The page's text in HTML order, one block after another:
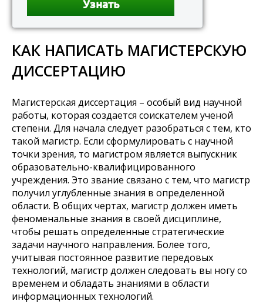
КАК НАПИСАТЬ МАГИСТЕРСКУЮ
ДИССЕРТАЦИЮ
Магистерская диссертация – особый вид научной
работы, которая создается соискателем ученой
степени. Для начала следует разобраться с тем, кто
такой магистр. Если сформулировать с научной
точки зрения, то магистром является выпускник
образовательно-квалифицированного
учреждения. Это звание связано с тем, что магистр
получил углубленные знания в определенной
области. В общих чертах, магистр должен иметь
феноменальные знания в своей дисциплине,
чтобы решать определенные стратегические
задачи научного направления. Более того,
учитывая постоянное развитие передовых
технологий, магистр должен следовать вы ногу со
временем и обладать знаниями в области
информационных технологий.